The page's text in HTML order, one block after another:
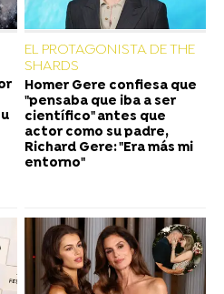
EL PROTAGONISTA DE THE
SHARDS
Homer Gere confiesa que
"pensaba que iba a ser
científico" antes que
actor como su padre,
Richard Gere: "Era más mi
entorno"